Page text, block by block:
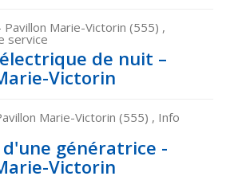
Pavillon Marie-Victorin (555) ,
service
de nuit –
Victorin
Marie-Victorin (555) , Info
génératrice -
Victorin